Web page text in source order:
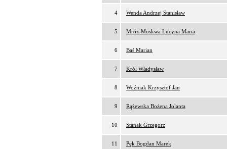
4 Wenda Andrzej Stanisław
5 Mróz-Moskwa Lucyna Maria
6 Baś Marian
7 Król Władysław
8 Woźniak Krzysztof Jan
9 Rążewska Bożena Jolanta
10 Stanak Grzegorz
11 Pęk Bogdan Marek